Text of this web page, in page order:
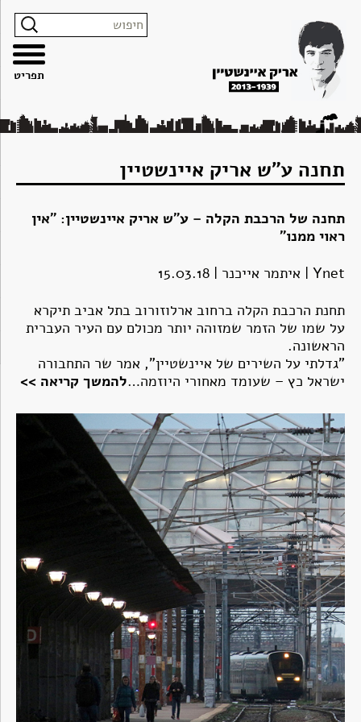
האתר
הצהרת
נגישות
לתוכן
קשר
תחנה ע"ש אריק איינשטיין
תחנה של הרכבת הקלה – ע"ש אריק איינשטיין: "אין
ראוי ממנו"
Ynet | איתמר אייכנר |
15.03.18
תחנת הרכבת הקלה ברחוב ארלוזורוב בתל אביב תיקרא
על שמו של הזמר שמזוהה יותר מכולם עם העיר העברית
הראשונה.
"גדלתי על השירים של איינשטיין", אמר שר התחבורה
ישראל כץ – שעומד מאחורי היוזמה…להמשך קריאה >>
תפריט